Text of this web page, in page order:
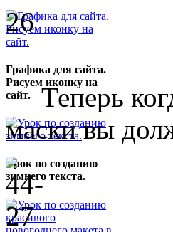
Графика для сайта.
Рисуем иконку на
сайт.
Урок по созданию
зимнего текста.
Теперь
маски вы